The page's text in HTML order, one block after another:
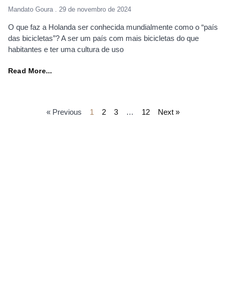
Mandato Goura 29 de novembro de 2024
O que faz a Holanda ser conhecida mundialmente como o “país
das bicicletas”? A ser um país com mais bicicletas do que
habitantes e ter uma cultura de uso
Read More...
« Previous 1 2 3 … 12 Next »